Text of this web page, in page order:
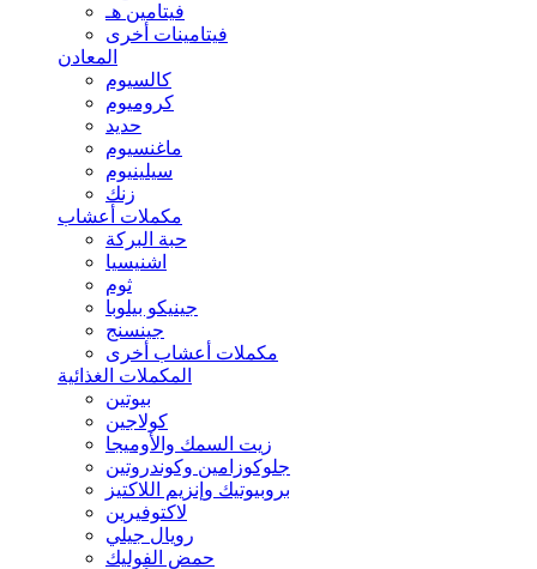
فيتامين هـ
فيتامينات أخرى
المعادن
كالسيوم
كروميوم
حديد
ماغنسيوم
سيلينيوم
زنك
مكملات أعشاب
حبة البركة
اشنيسيا
ثوم
جينيكو بيلوبا
جينسنج
مكملات أعشاب أخرى
المكملات الغذائية
بيوتين
كولاجين
زيت السمك والأوميجا
جلوكوزامين وكوندروتين
بروبيوتيك وإنزيم اللاكتيز
لاكتوفيرين
رويال جيلي
حمض الفوليك